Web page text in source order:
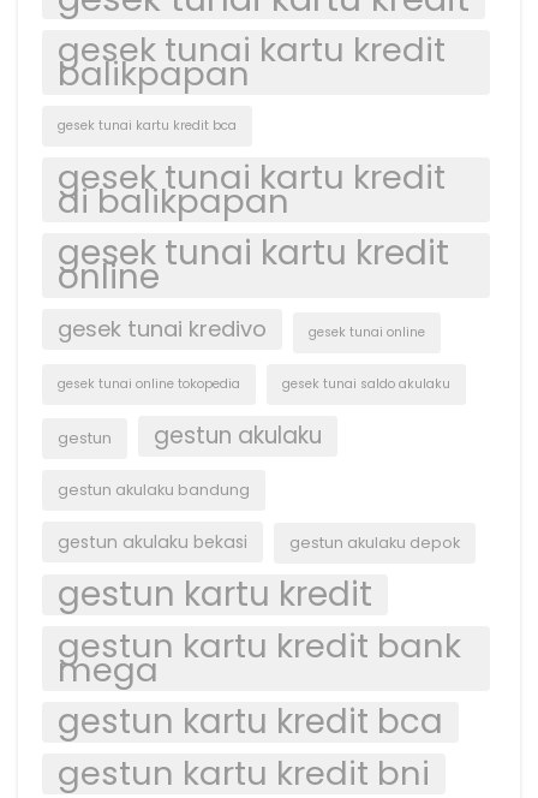
gesek tunai kartu kredit
balikpapan
gesek tunai kartu kredit bca
gesek tunai kartu kredit
di balikpapan
gesek tunai kartu kredit
online
gesek tunai kredivo gesek tunai online
gesek tunai online tokopedia gesek tunai saldo akulaku
gestun gestun akulaku
gestun akulaku bandung
gestun akulaku bekasi gestun akulaku depok
gestun kartu kredit
gestun kartu kredit bank
mega
gestun kartu kredit bca
gestun kartu kredit bni